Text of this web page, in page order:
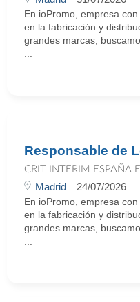
En ioPromo, empresa
en la fabricación y
grandes marcas,
Responsable de
CRIT INTERIM ESPAÑA
Madrid 24/07/2026
En ioPromo, empresa
en la fabricación y
grandes marcas,